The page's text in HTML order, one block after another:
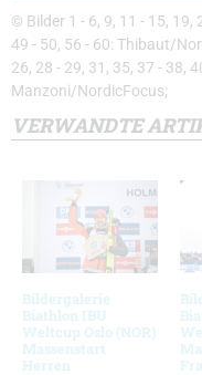
© Bilder 1 - 6, 9, 11 - 15, 19,
49 - 50, 56 - 60: Thibaut/
26, 28 - 29, 31, 35, 37 - 38,
Manzoni/NordicFocus;
VERWANDTE
Bildergalerie
Biathlon IBU
Weltcup Oslo (NOR)
Massenstart
Herren